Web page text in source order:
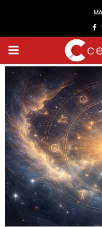
PRIMARY
MENU